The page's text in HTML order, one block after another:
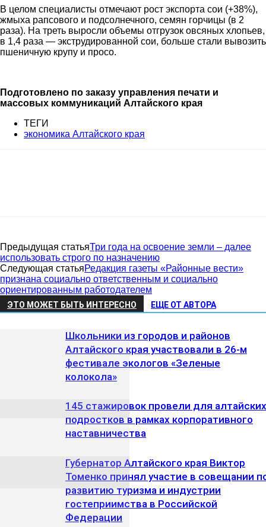
В целом специалисты отмечают рост экспорта сои (+38%),
жмыха рапсового и подсолнечного, семян горчицы (в 2
раза). На треть выросли объемы отгрузок овсяных хлопьев,
в 1,4 раза — экструдированной сои, больше стали вывозить
пшеничную крупу и просо.
Подготовлено по заказу управления печати и
массовых коммуникаций Алтайского края
ТЕГИ
экономика Алтайского края
Предыдущая статьяТри года на освоение земли – далее
использовать строго по назначению
Следующая статьяРедакция газеты «Районные вести»
признана социально ответственным и социально
ориентированным работодателем
ЭТО МОЖЕТ БЫТЬ ИНТЕРЕСНО ЕЩЕ ОТ АВТОРА
Школьники из городов и районов
Алтайского края участвовали в 26-м
фестивале экологов «Зеленые
колокола»
145 стажировок провели для алтайских
подростков в рамках корпоративного
наставничества
Губернатор Алтайского края Виктор
Томенко принял участие в совещании
развитию туризма и индустрии
гостеприимства в Российской
Федерации